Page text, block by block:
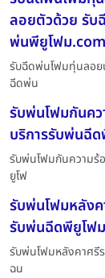
ลอยตัวด้วย รับ
พ่นพียูโฟม.com
รับฉีดพ่นโฟมทุ่นลอย
ฉีดพ่น
รับพ่นโฟมกันค
บริการรับพ่นฉี
รับพ่นโฟมกันความร้
ยูโฟ
รับพ่นโฟมหลัง
รับพ่นฉีดพียูโฟ
รับพ่นโฟมหลังคาศรี
ฉน